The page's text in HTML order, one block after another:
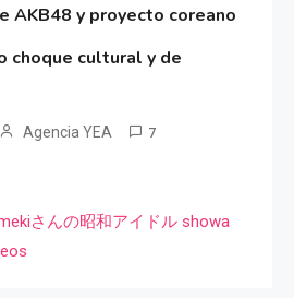
AKB48 y proyecto coreano
choque cultural y de
Agencia YEA 7
さんの昭和アイドル showa